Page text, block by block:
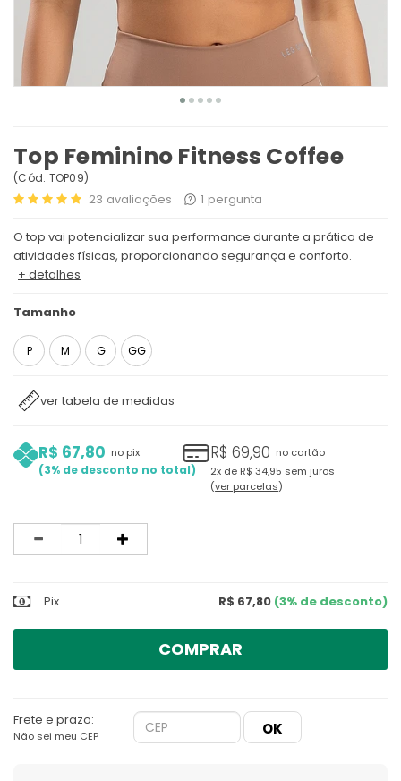
Top Feminino Fitness Coffee
(Cód. TOP09)
23 avaliações 1 pergunta
O top vai potencializar sua performance durante a prática de
atividades físicas, proporcionando segurança e conforto.
+ detalhes
Tamanho
P M G GG
ver tabela de medidas
R$ 67,80
3%
no pix R$ 69,90 no cartão
2x de R$ 34,95 sem juros
ver parcelas
Quantidade
Pix R$ 67,80 (3% de desconto)
COMPRAR
Frete e prazo:
Não sei meu CEP